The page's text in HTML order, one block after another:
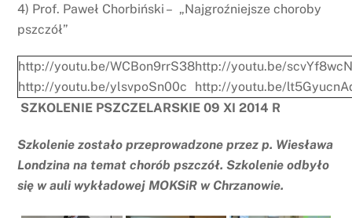
4) Prof. Paweł Chorbiński – „Najgroźniejsze choroby
pszczół”
http://youtu.be/WCBon9rrS38http://youtu.be/
http://youtu.be/ylsvpoSn00c
http://youtu.be/
SZKOLENIE PSZCZELARSKIE 09 XI 2014 R
Szkolenie zostało przeprowadzone przez p. Wiesława
Londzina na temat chorób pszczół. Szkolenie odbyło
się w auli wykładowej MOKSiR w Chrzanowie.